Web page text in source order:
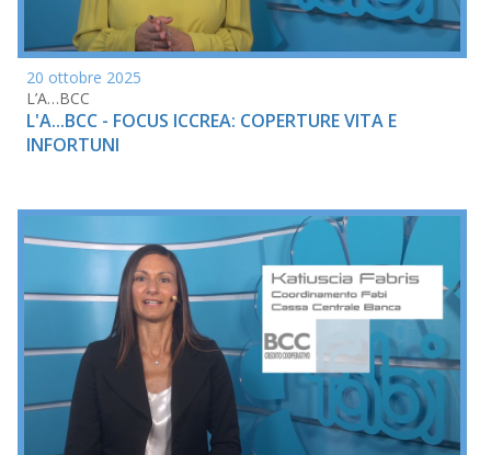
20 ottobre 2025
L’A…BCC
L'A...BCC - FOCUS ICCREA: COPERTURE VITA E
INFORTUNI